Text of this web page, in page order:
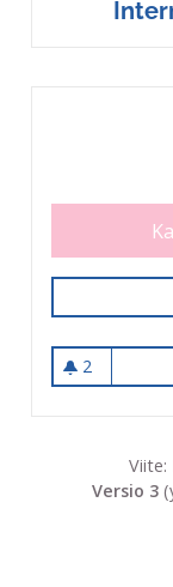
2
2 seuraajaa
Viite:
Versio 3